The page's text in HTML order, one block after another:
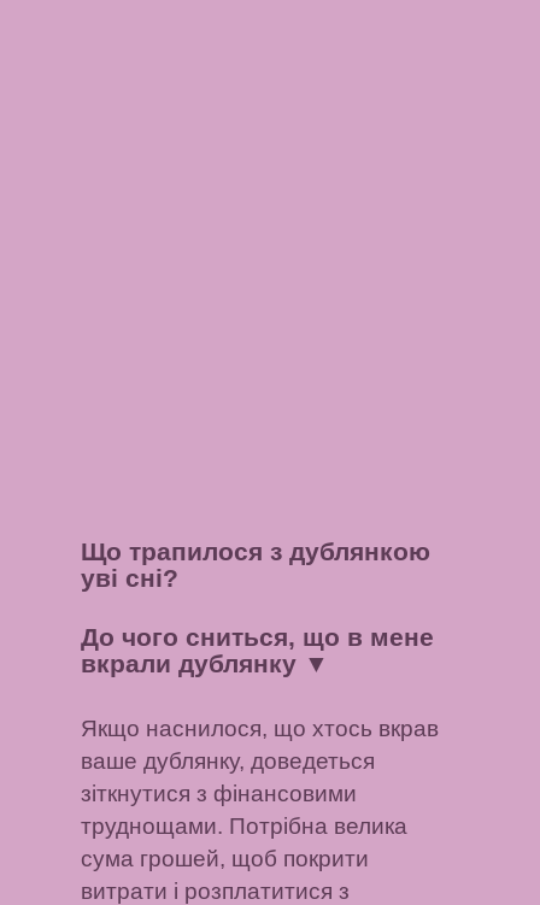
Що трапилося з дублянкою
уві сні?
До чого сниться, що в мене
вкрали дублянку ▼
Якщо наснилося, що хтось вкрав
ваше дублянку, доведеться
зіткнутися з фінансовими
труднощами. Потрібна велика
сума грошей, щоб покрити
витрати і розплатитися з